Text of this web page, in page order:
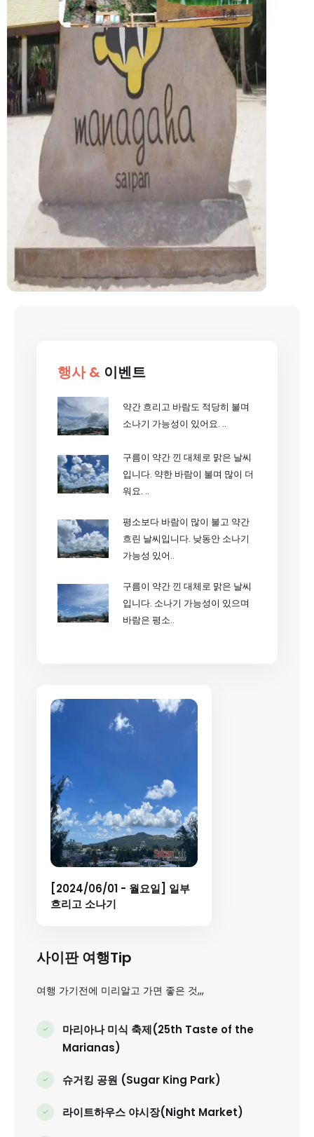
행사 & 이벤트
약간 흐리고 바람도 적당히 불며
소나기 가능성이 있어요. ..
구름이 약간 낀 대체로 맑은 날씨
입니다. 약한 바람이 불며 많이 더
워요. ..
평소보다 바람이 많이 불고 약간
흐린 날씨입니다. 낮동안 소나기
가능성 있어..
구름이 약간 낀 대체로 맑은 날씨
입니다. 소나기 가능성이 있으며
바람은 평소..
[2024/06/01 - 월요일] 일부
흐리고 소나기
사이판 여행Tip
여행 가기전에 미리알고 가면 좋은 것,,,
마리아나 미식 축제(25th Taste of the
Marianas)
슈거킹 공원 (Sugar King Park)
라이트하우스 야시장(Night Market)